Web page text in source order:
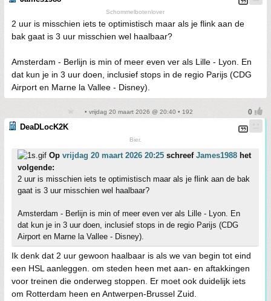
Schommelbotenlover
2 uur is misschien iets te optimistisch maar als je flink aan de
bak gaat is 3 uur misschien wel haalbaar?
Amsterdam - Berlijn is min of meer even ver als Lille - Lyon. En
dat kun je in 3 uur doen, inclusief stops in de regio Parijs (CDG
Airport en Marne la Vallee - Disney).
• vrijdag 20 maart 2026 @ 20:40 • 192
DeaDLocK2K
Bier.
Op vrijdag 20 maart 2026 20:25 schreef James1988 het
volgende:
2 uur is misschien iets te optimistisch maar als je flink aan de bak
gaat is 3 uur misschien wel haalbaar?
Amsterdam - Berlijn is min of meer even ver als Lille - Lyon. En
dat kun je in 3 uur doen, inclusief stops in de regio Parijs (CDG
Airport en Marne la Vallee - Disney).
Ik denk dat 2 uur gewoon haalbaar is als we van begin tot eind
een HSL aanleggen. om steden heen met aan- en aftakkingen
voor treinen die onderweg stoppen. Er moet ook duidelijk iets
om Rotterdam heen en Antwerpen-Brussel Zuid.